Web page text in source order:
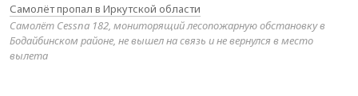
Самолёт пропал в Иркутской области
Самолёт Cessna 182, мониторящий лесопожарную обстановку в
Бодайбинском районе, не вышел на связь и не вернулся в место
вылета